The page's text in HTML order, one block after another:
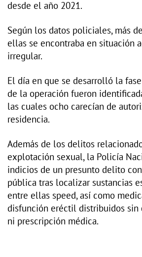
desde el año 2021.
Según los datos policiales, más
ellas se encontraba en situación
irregular.
El día en que se desarrolló la
de la operación fueron
las cuales ocho carecían de
residencia.
Además de los delitos
explotación sexual, la Policía
indicios de un presunto delito
pública tras localizar sustancias
entre ellas speed, así como
disfunción eréctil distribuidos sin
ni prescripción médica.